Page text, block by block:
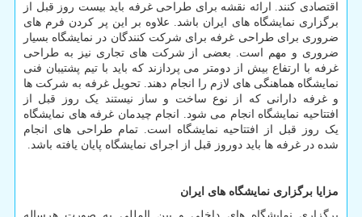
اقتصادی کنند. ارائه نقشه برای طراحی غرفه باید بیست روز قبل از
برگزاری نمایشگاه های ایران باشد. علاوه بر این پر کردن فرم های
ضروری برای طراحی غرفه برای شرکت کنندگان در نمایشگاه بسیار
ضروری و مهم است. بعضی از شرکت های تجاری نیز به طراحی
غرفه با ارتفاع بیش از دومتر می پردازند که باید با تیم پشتیبان فنی
نمایشگاه هماهنگی های لازم را انجام دهند. تحویل غرفه به شرکت ها
و غرفه دارانی که از نوع ساخت و ساز نیستند یک روز قبل از
افتتاحیه نمایشگاه انجام می شود. انجام چیدمان غرفه های نمایشگاه
یک روز قبل از افتتاحیه نمایشگاه است. تمام طراحی های انجام
شده در غرفه ها باید دوروز قبل از اجرای نمایشگاه پایان یافته باشد.
مزایا برگزاری نمایشگاه های ایران